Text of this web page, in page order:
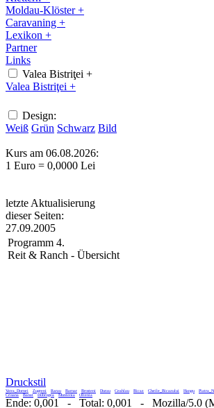
Moldau-Klöster +
Caravaning +
Lexikon +
Partner
Links
Valea Bistriţei +
Valea Bistriţei +
Design:
Weiß Grün Schwarz Bild
Kurs am 06.08.2026:
1 Euro = 0,0000 Lei
letzte Aktualisierung
dieser Seiten:
27.09.2005
Programm 4.
Reit & Ranch - Übersicht
Druckstil
Vatra_Dornei Zugreni Rarau Barnar Brosteni Durau Ceahlau Bicaz Cheile_Bicazului Hangu
Crisana
Banat Dobrogea Muntenia Oltenia
Ende: 0,001 - Total: 0,001 - Mozilla/5.0